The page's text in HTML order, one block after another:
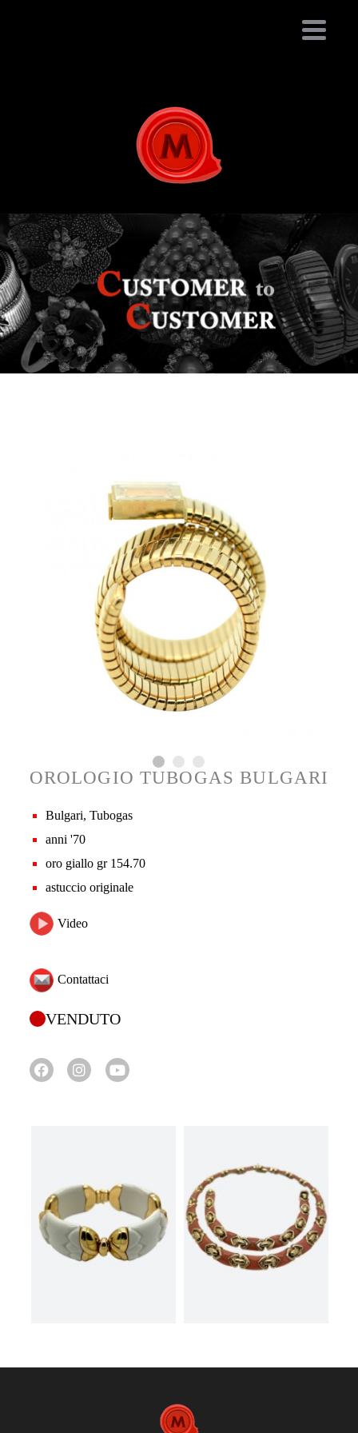
OROLOGIO TUBOGAS BULGARI
Bulgari, Tubogas
anni '70
oro giallo gr 154.70
astuccio originale
Video
Contattaci
VENDUTO